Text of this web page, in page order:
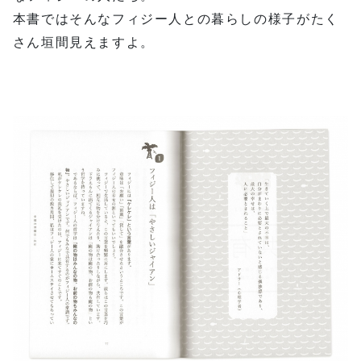
本書ではそんなフィジー人との暮らしの様子がたく
さん垣間見えますよ。